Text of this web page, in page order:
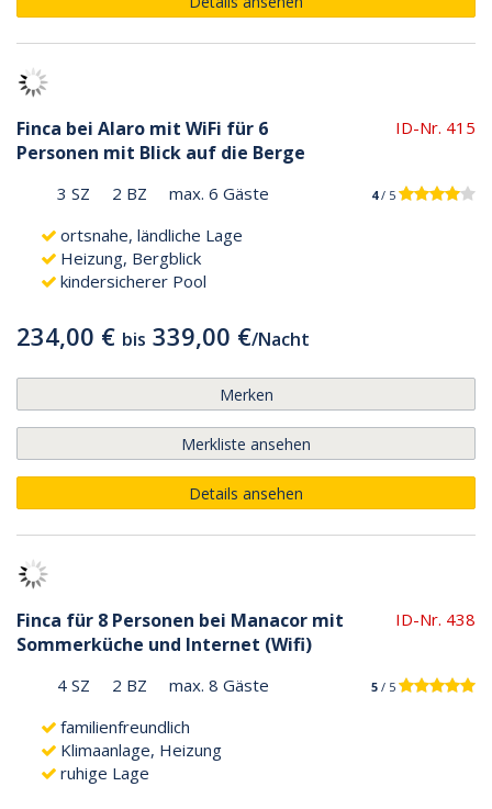
Finca bei Alaro mit WiFi für 6
Personen mit Blick auf die Berge
ID-Nr. 415
3 SZ 2 BZ max. 6 Gäste 4/ 5
ortsnahe, ländliche Lage
Heizung, Bergblick
kindersicherer Pool
234,00 € bis 339,00 €/Nacht
Merken
Merkliste ansehen
Details ansehen
Finca für 8 Personen bei Manacor mit
Sommerküche und Internet (Wifi)
ID-Nr. 438
4 SZ 2 BZ max. 8 Gäste 5 / 5
familienfreundlich
Klimaanlage, Heizung
ruhige Lage